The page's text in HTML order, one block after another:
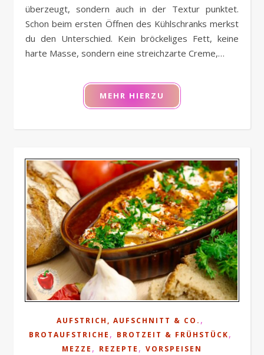
überzeugt, sondern auch in der Textur punktet.
Schon beim ersten Öffnen des Kühlschranks merkst
du den Unterschied. Kein bröckeliges Fett, keine
harte Masse, sondern eine streichzarte Creme,…
MEHR HIERZU
AUFSTRICH, AUFSCHNITT & CO. ,
BROTAUFSTRICHE , BROTZEIT & FRÜHSTÜCK,
MEZZE , REZEPTE , VORSPEISEN